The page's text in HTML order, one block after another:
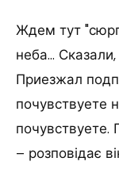
Ждем тут
неба…
Приезжал
почувствуете
почувствуете.
– розповідає